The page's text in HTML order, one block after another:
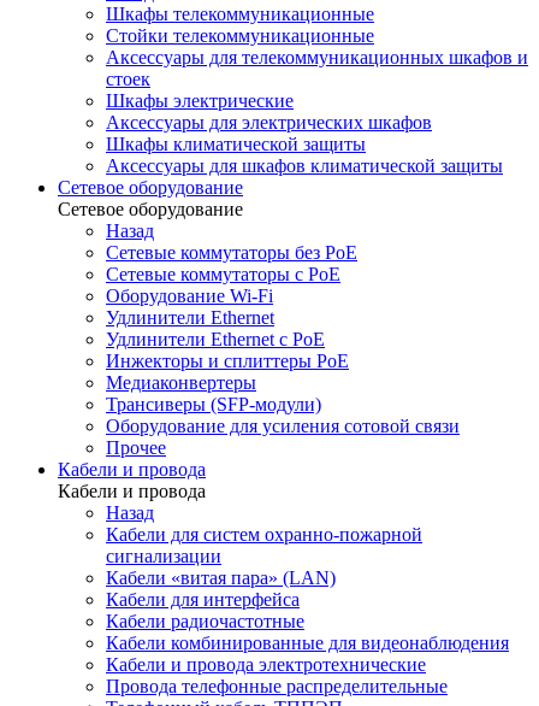
Шкафы телекоммуникационные
Стойки телекоммуникационные
Аксессуары для телекоммуникационных шкафов и
стоек
Шкафы электрические
Аксессуары для электрических шкафов
Шкафы климатической защиты
Аксессуары для шкафов климатической защиты
Сетевое оборудование
Сетевое оборудование
Назад
Сетевые коммутаторы без PoE
Сетевые коммутаторы с PoE
Оборудование Wi-Fi
Удлинители Ethernet
Удлинители Ethernet с PoE
Инжекторы и сплиттеры PoE
Медиаконвертеры
Трансиверы (SFP-модули)
Оборудование для усиления сотовой связи
Прочее
Кабели и провода
Кабели и провода
Назад
Кабели для систем охранно-пожарной
сигнализации
Кабели «витая пара» (LAN)
Кабели для интерфейса
Кабели радиочастотные
Кабели комбинированные для видеонаблюдения
Кабели и провода электротехнические
Провода телефонные распределительные